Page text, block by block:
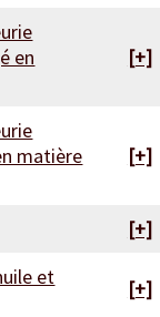
en
[+]
matière
[+]
[+]
et
[+]